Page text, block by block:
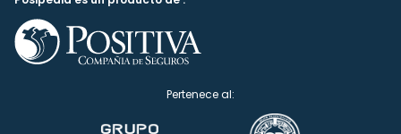
Pertenece al: